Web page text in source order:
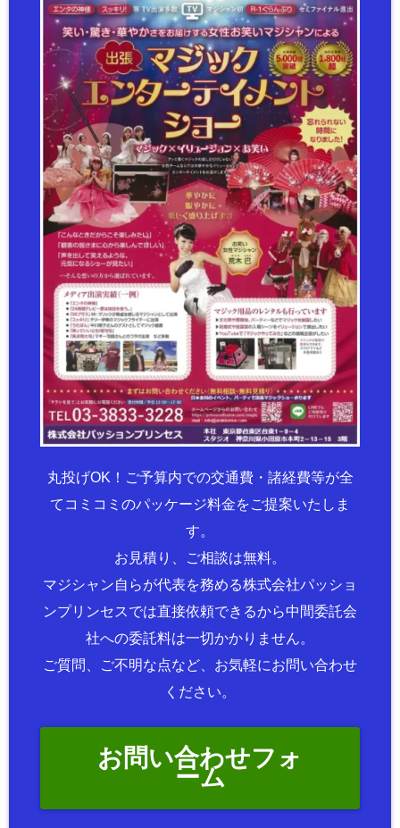
丸投げOK！ご予算内での交通費・諸経費等が全
てコミコミのパッケージ料金をご提案いたしま
す。
お見積り、ご相談は無料。
マジシャン自らが代表を務める株式会社パッショ
ンプリンセスでは直接依頼できるから中間委託会
社への委託料は一切かかりません。
ご質問、ご不明な点など、お気軽にお問い合わせ
ください。
お問い合わせフォ
ーム